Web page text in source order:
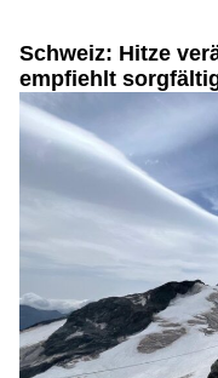
Schweiz: Hitze
empfiehlt